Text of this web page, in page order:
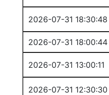
2026-07-31 18:30:48
2026-07-31 18:00:44
2026-07-31 13:00:11
2026-07-31 12:30:30